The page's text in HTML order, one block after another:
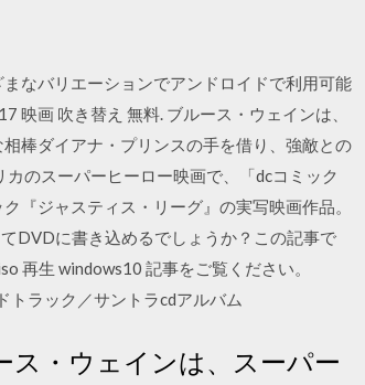
なバリエーションでアンドロイドで利用可能
映画 吹き替え 無料. ブルース・ウェインは、
棒ダイアナ・プリンスの手を借り、強敵との
のスーパーヒーロー映画で、「dcコミック
『ジャスティス・リーグ』の実写映画作品。
DVDに書き込めるでしょうか？この記事で
再生 windows10 記事をご覧ください。
トラック／サントラcdアルバム
ス・ウェインは、スーパー